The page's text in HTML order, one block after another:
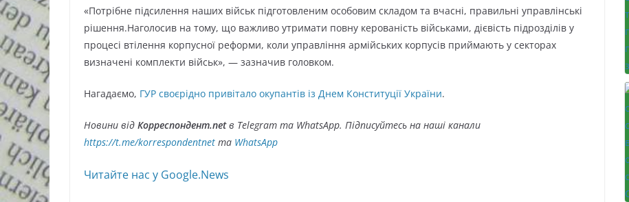
«Потрібне підсилення наших військ підготовленим особовим складом та вчасні, правильні управлінські
рішення.Наголосив на тому, що важливо утримати повну керованість військами, дієвість підрозділів у
процесі втілення корпусної реформи, коли управління армійських корпусів приймають у секторах
визначені комплекти військ», — зазначив головком.
Нагадаємо, ГУР своєрідно привітало окупантів із Днем Конституції України.
Новини від Корреспондент.netв Telegram та WhatsApp. Підписуйтесь на наші канали
https://t.me/korrespondentnet та WhatsApp
Читайте нас у Google.News